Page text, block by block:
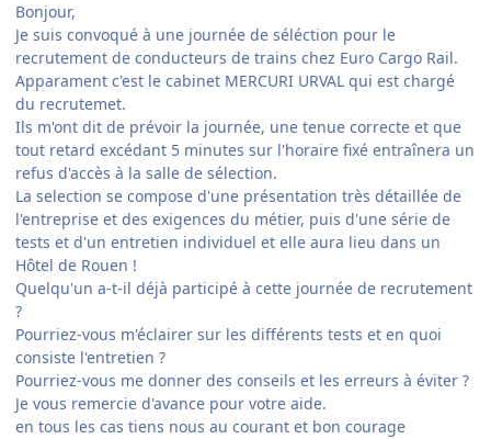
Bonjour,
Je suis convoqué à une journée de séléction pour le
recrutement de conducteurs de trains chez Euro Cargo Rail.
Apparament c'est le cabinet MERCURI URVAL qui est chargé
du recrutemet.
Ils m'ont dit de prévoir la journée, une tenue correcte et que
tout retard excédant 5 minutes sur l'horaire fixé entraînera un
refus d'accès à la salle de sélection.
La selection se compose d'une présentation très détaillée de
l'entreprise et des exigences du métier, puis d'une série de
tests et d'un entretien individuel et elle aura lieu dans un
Hôtel de Rouen !
Quelqu'un a-t-il déjà participé à cette journée de recrutement
?
Pourriez-vous m'éclairer sur les différents tests et en quoi
consiste l'entretien ?
Pourriez-vous me donner des conseils et les erreurs à éviter ?
Je vous remercie d'avance pour votre aide.
en tous les cas tiens nous au courant et bon courage